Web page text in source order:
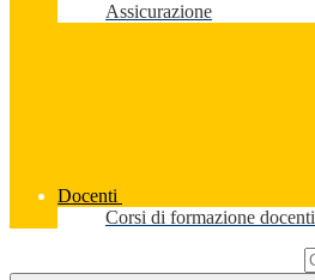
Assicurazione
Docenti
Corsi di formazione docenti